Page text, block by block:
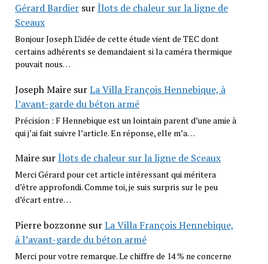
Gérard BardiersurÎlots de chaleur sur la ligne de
Sceaux
Bonjour Joseph L’idée de cette étude vient de TEC dont
certains adhérents se demandaient si la caméra thermique
pouvait nous…
Joseph MairesurLa Villa François Hennebique, à
l’avant-garde du béton armé
Précision : F Hennebique est un lointain parent d’une amie à
qui j’ai fait suivre l’article. En réponse, elle m’a…
MairesurÎlots de chaleur sur la ligne de Sceaux
Merci Gérard pour cet article intéressant qui méritera
d’être approfondi. Comme toi, je suis surpris sur le peu
d’écart entre…
Pierre bozzonnesurLa Villa François Hennebique,
à l’avant-garde du béton armé
Merci pour votre remarque. Le chiffre de 14 % ne concerne